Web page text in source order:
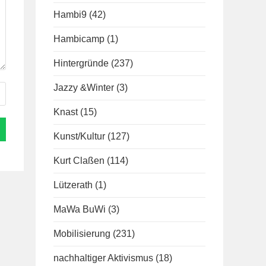
Hambi9 (42)
Hambicamp (1)
Hintergründe (237)
Jazzy &Winter (3)
Knast (15)
Kunst/Kultur (127)
Kurt Claßen (114)
Lützerath (1)
MaWa BuWi (3)
Mobilisierung (231)
nachhaltiger Aktivismus (18)